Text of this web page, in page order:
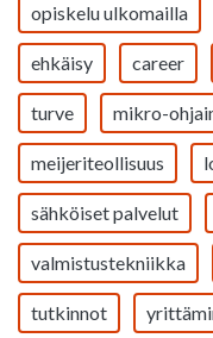
opiskelu ulkomailla
ehkäisy career
turve mikro-
meijeriteollisuus
sähköiset palvelut
valmistustekniikka
tutkinnot